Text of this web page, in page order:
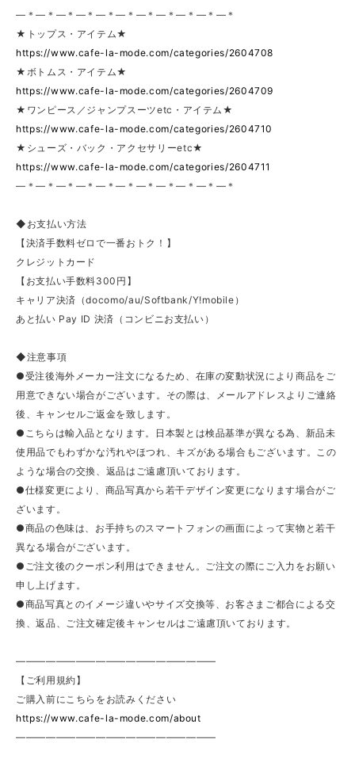
—＊—＊—＊—＊—＊—＊—＊—＊—＊—＊—＊
★トップス・アイテム★
https://www.cafe-la-mode.com/categories/2604708
★ボトムス・アイテム★
https://www.cafe-la-mode.com/categories/2604709
★ワンピース／ジャンプスーツetc・アイテム★
https://www.cafe-la-mode.com/categories/2604710
★シューズ・バック・アクセサリーetc★
https://www.cafe-la-mode.com/categories/2604711
—＊—＊—＊—＊—＊—＊—＊—＊—＊—＊—＊
◆お支払い方法
【決済手数料ゼロで一番おトク！】
クレジットカード
【お支払い手数料300円】
キャリア決済（docomo/au/Softbank/Y!mobile）
あと払い Pay ID 決済（コンビニお支払い）
◆注意事項
●受注後海外メーカー注文になるため、在庫の変動状況により商品をご
用意できない場合がございます。その際は、メールアドレスよりご連絡
後、キャンセルご返金を致します。
●こちらは輸入品となります。日本製とは検品基準が異なる為、新品未
使用品でもわずかな汚れやほつれ、キズがある場合もございます。この
ような場合の交換、返品はご遠慮頂いております。
●仕様変更により、商品写真から若干デザイン変更になります場合がご
ざいます。
●商品の色味は、お手持ちのスマートフォンの画面によって実物と若干
異なる場合がございます。
●ご注文後のクーポン利用はできません。ご注文の際にご入力をお願い
申し上げます。
●商品写真とのイメージ違いやサイズ交換等、お客さまご都合による交
換、返品、ご注文確定後キャンセルはご遠慮頂いております。
————————————————————
【ご利用規約】
ご購入前にこちらをお読みください
https://www.cafe-la-mode.com/about
————————————————————